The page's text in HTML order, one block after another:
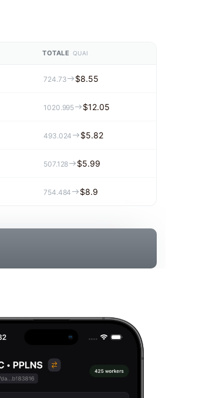
TOTALE QUAI
724.73 $8.55
1020.995 $12.05
493.024 $5.82
507.128 $5.99
754.484 $8.9